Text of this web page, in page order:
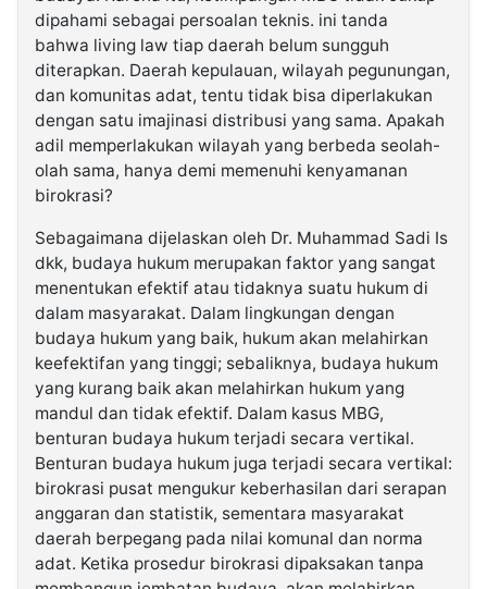
dipahami sebagai persoalan teknis. ini tanda
bahwa living law tiap daerah belum sungguh
diterapkan. Daerah kepulauan, wilayah pegunungan,
dan komunitas adat, tentu tidak bisa diperlakukan
dengan satu imajinasi distribusi yang sama. Apakah
adil memperlakukan wilayah yang berbeda seolah-
olah sama, hanya demi memenuhi kenyamanan
birokrasi?
Sebagaimana dijelaskan oleh Dr. Muhammad Sadi Is
dkk, budaya hukum merupakan faktor yang sangat
menentukan efektif atau tidaknya suatu hukum di
dalam masyarakat. Dalam lingkungan dengan
budaya hukum yang baik, hukum akan melahirkan
keefektifan yang tinggi; sebaliknya, budaya hukum
yang kurang baik akan melahirkan hukum yang
mandul dan tidak efektif. Dalam kasus MBG,
benturan budaya hukum terjadi secara vertikal.
Benturan budaya hukum juga terjadi secara vertikal:
birokrasi pusat mengukur keberhasilan dari serapan
anggaran dan statistik, sementara masyarakat
daerah berpegang pada nilai komunal dan norma
adat. Ketika prosedur birokrasi dipaksakan tanpa